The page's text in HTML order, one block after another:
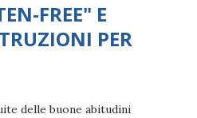
FREE" E
PER
delle buone abitudini